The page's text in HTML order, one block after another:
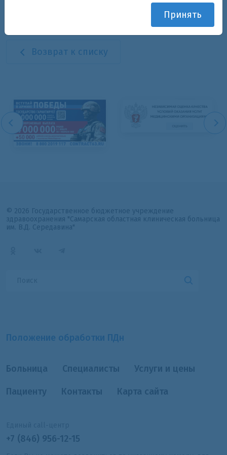
в работе и благодарных пациентов.
Возврат к списку
© 2026 Государственное бюджетное учреждение
здравоохранения "Самарская областная клиническая больница
им. В.Д. Середавина"
Положение обработки ПДн
Больница Специалисты Услуги и цены
Пациенту Контакты Карта сайта
+7 (846) 956-12-15
Принять